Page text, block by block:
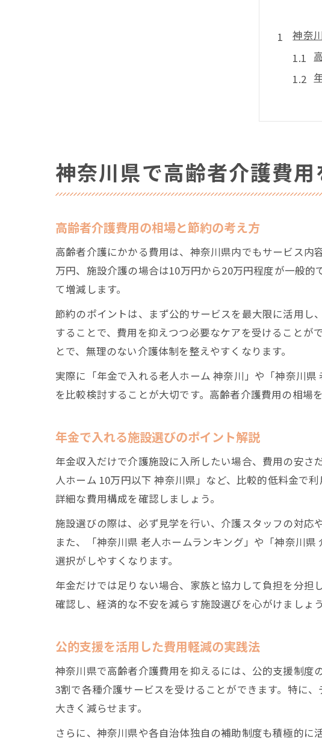
神奈
年金
経済
安心
神奈川県で高齢者介護費
高齢者介護費用の相場と節約の考え方
高齢者介護にかかる費用は、神奈川県内でもサービス
万円、施設介護の場合は10万円から20万円程度が一般
て増減します。
節約のポイントは、まず公的サービスを最大限に活用し
することで、費用を抑えつつ必要なケアを受けることが
とで、無理のない介護体制を整えやすくなります。
実際に「年金で入れる老人ホーム 神奈川」や「神奈川
を比較検討することが大切です。高齢者介護費用の相場
年金で入れる施設選びのポイント解説
年金収入だけで介護施設に入所したい場合、費用の安
人ホーム 10万円以下 神奈川県」など、比較的低料金で
詳細な費用構成を確認しましょう。
施設選びの際は、必ず見学を行い、介護スタッフの対応
また、「神奈川県 老人ホームランキング」や「神奈川
選択がしやすくなります。
年金だけでは足りない場合、家族と協力して負担を分
確認し、経済的な不安を減らす施設選びを心がけましょう
公的支援を活用した費用軽減の実践法
神奈川県で高齢者介護費用を抑えるには、公的支援制度
3割で各種介護サービスを受けることができます。特に
大きく減らせます。
さらに、神奈川県や各自治体独自の補助制度も積極的